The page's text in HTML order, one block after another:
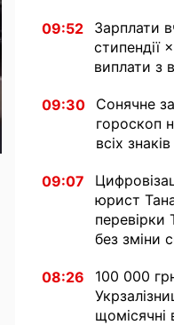
09:52
Зарплати
стипендії
виплати з
09:30
Сонячне
гороскоп
всіх
09:07
юрист
без зміни
08:26
100 000
щомісячні